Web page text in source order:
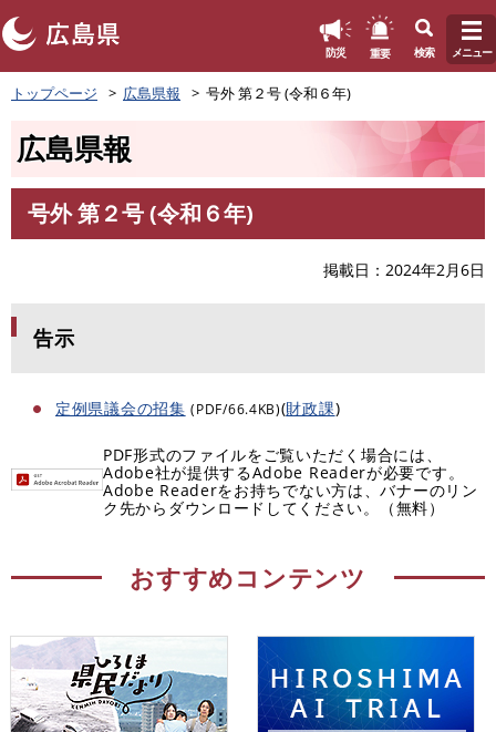
ペ
ー
頭
す
防災 重要 検索 メニュー
トップページ 広島県報 号外 第２号 (令和６年)
広島県報
文
号外 第２号 (令和６年)
掲載日 2024年2月6日
告示
定例県議会の招集 (PDF/66.4KB)(財政課)
PDF形式のファイルをご覧いただく場合には、
Adobe社が提供するAdobe Readerが必要です。
Adobe Readerをお持ちでない方は、バナーのリン
ク先からダウンロードしてください。（無料）
おすすめコンテンツ